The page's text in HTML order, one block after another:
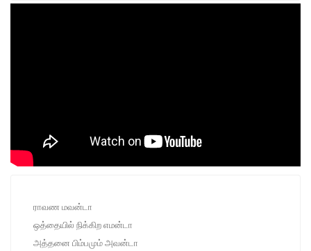
ராவண மவன்டா
ஒத்தையில் நிக்கிற எமன்டா
அத்தனை பிம்பமும் அவன்டா